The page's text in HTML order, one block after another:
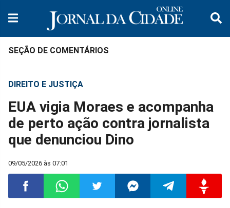
SEÇÃO DE COMENTÁRIOS
DIREITO E JUSTIÇA
EUA vigia Moraes e acompanha
de perto ação contra jornalista
que denunciou Dino
09/05/2026 às 07:01